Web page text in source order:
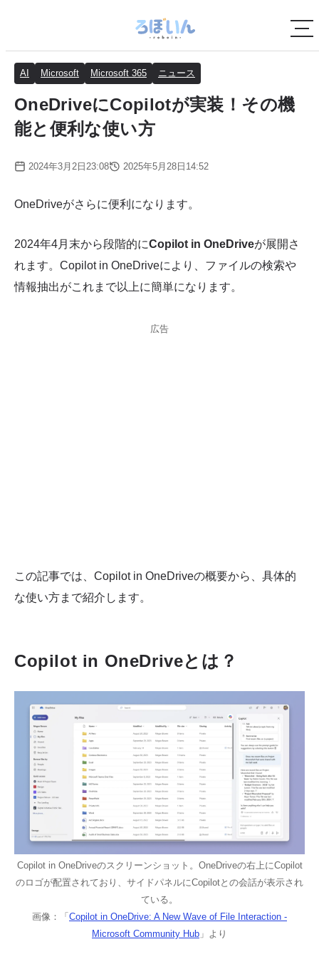
AI Microsoft Microsoft 365 ニュース
OneDriveにCopilotが実装！その機
能と便利な使い方
2024年3月2日23:08 2025年5月28日14:52
OneDriveがさらに便利になります。
2024年4月末から段階的にCopilot in OneDriveが展開さ
れます。Copilot in OneDriveにより、ファイルの検索や
情報抽出がこれまで以上に簡単になります。
広告
この記事では、Copilot in OneDriveの概要から、具体的
な使い方まで紹介します。
Copilot in OneDriveとは？
Copilot in OneDriveのスクリーンショット。OneDriveの右上にCopilot
のロゴが配置されており、サイドパネルにCopilotとの会話が表示され
ている。
画像：「 Copilot in OneDrive: A New Wave of File Interaction -
Microsoft Community Hub 」より